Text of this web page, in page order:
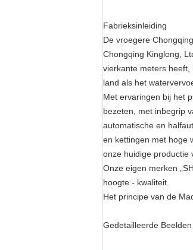
Fabrieksinleiding
De vroegere
Chongqing Kinglong,
vierkante meters
land als het
Met ervaringen bij het
bezeten, met inbegrip
automatische en
en kettingen met hoge
onze huidige productie
Onze eigen merken
hoogte - kwaliteit.
Het principe van de
Gedetailleerde Beelden